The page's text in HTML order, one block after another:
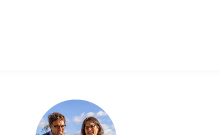
Primary
Sidebar